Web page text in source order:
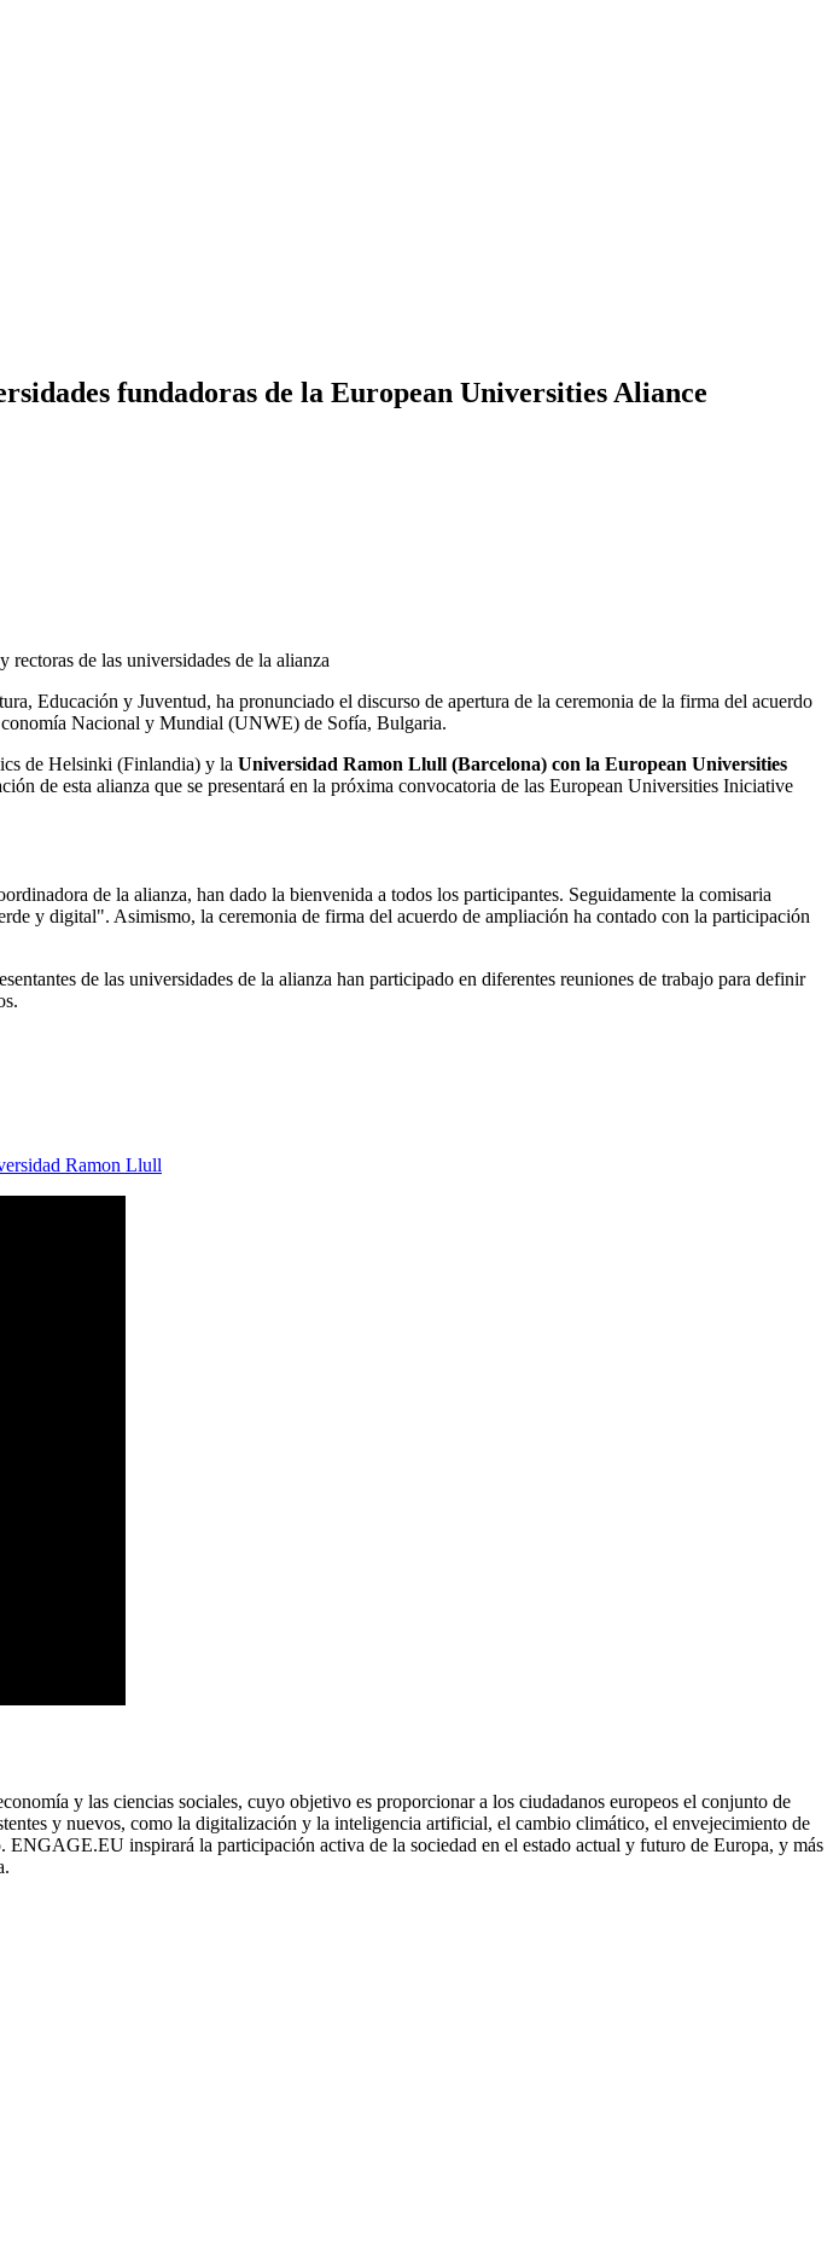
fundadoras de la European Universities Aliance
de las universidades de la alianza
Educación y Juventud, ha pronunciado el discurso de apertura de la ceremonia de la firma del acuerdo
Nacional y Mundial (UNWE) de Sofía, Bulgaria.
de Helsinki (Finlandia) y la Universidad Ramon Llull (Barcelona) con la European Universities
de esta alianza que se presentará en la próxima convocatoria de las European Universities Iniciative
de la alianza, han dado la bienvenida a todos los participantes. Seguidamente la comisaria
y digital". Asimismo, la ceremonia de firma del acuerdo de ampliación ha contado con la participación
de las universidades de la alianza han participado en diferentes reuniones de trabajo para definir
Ramon Llull
y las ciencias sociales, cuyo objetivo es proporcionar a los ciudadanos europeos el conjunto de
y nuevos, como la digitalización y la inteligencia artificial, el cambio climático, el envejecimiento de
inspirará la participación activa de la sociedad en el estado actual y futuro de Europa, y más